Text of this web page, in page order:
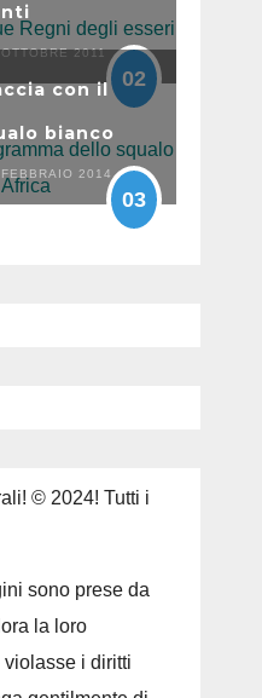
2011
02
con il
bianco
2014
03
© 2024! Tutti i
sono prese da
la loro
i diritti